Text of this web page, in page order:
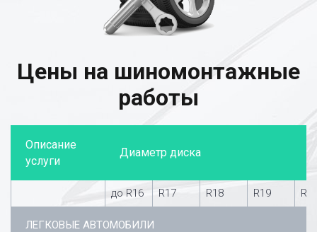
Цены на шиномонтажные
работы
Описание
услуги
Диаметр диска
до R16 R17 R18 R19
ЛЕГКОВЫЕ АВТОМОБИЛИ